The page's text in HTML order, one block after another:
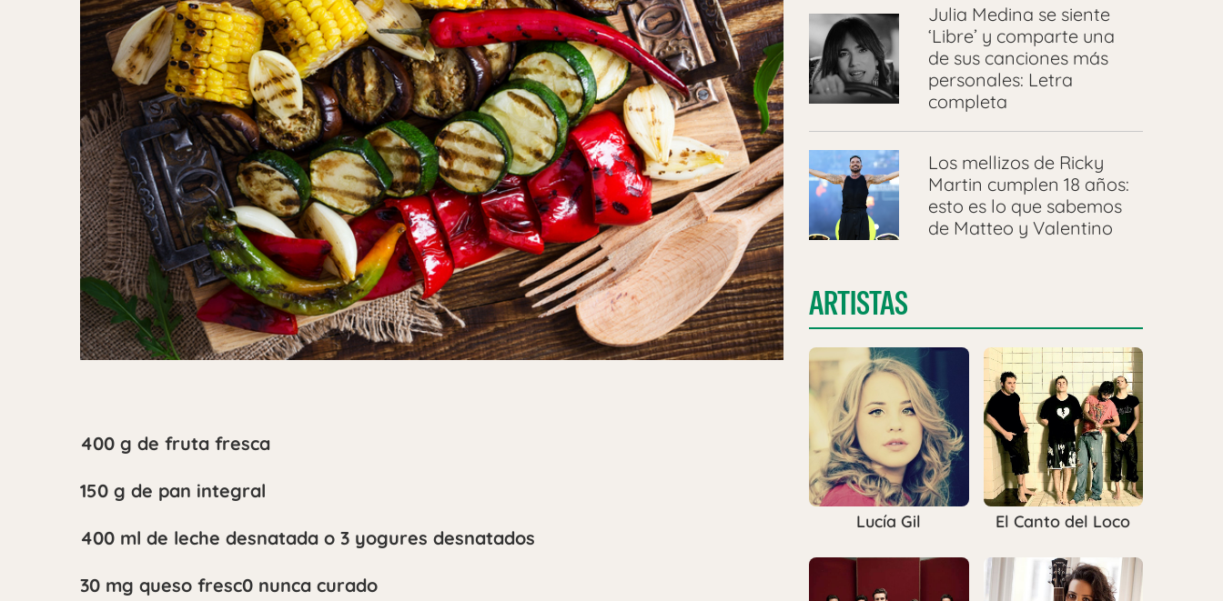
400 g de fruta fresca
150 g de pan integral
400 ml de leche desnatada o 3 yogures desnatados
30 mg queso fresc0 nunca curado
Julia Medina se siente
‘Libre’ y comparte una
de sus canciones más
personales: Letra
completa
Los mellizos de Ricky
Martin cumplen 18 años:
esto es lo que sabemos
de Matteo y Valentino
ARTISTAS
Lucía Gil El Canto del Loco